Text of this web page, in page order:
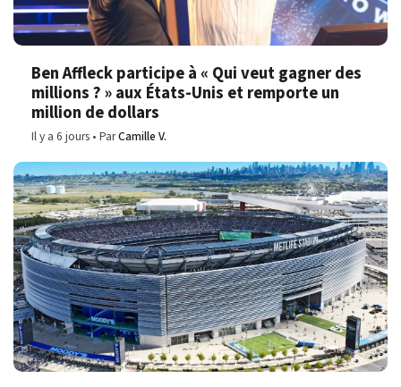
Ben Affleck participe à « Qui veut gagner des
millions ? » aux États-Unis et remporte un
million de dollars
Il y a 6 jours ParCamille V.